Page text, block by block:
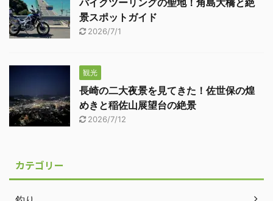
バイクツーリングの聖地！角島大橋と絶
景スポットガイド
2026/7/1
観光
長崎の二大夜景を見てきた！佐世保の煌
めきと稲佐山展望台の絶景
2026/7/12
カテゴリー